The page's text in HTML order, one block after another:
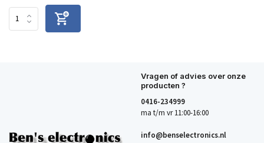
Vragen of advies over onze
producten ?
0416-234999
ma t/m vr 11:00-16:00
info@benselectronics.nl